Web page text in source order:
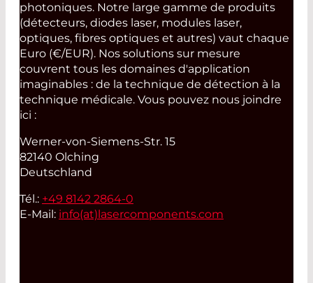
photoniques. Notre large gamme de produits
(détecteurs, diodes laser, modules laser,
optiques, fibres optiques et autres) vaut chaque
Euro (€/EUR). Nos solutions sur mesure
couvrent tous les domaines d'application
imaginables : de la technique de détection à la
technique médicale. Vous pouvez nous joindre
ici :
Werner-von-Siemens-Str. 15
82140 Olching
Deutschland
Tél.: +49 8142 2864-0
E-Mail: info(at)lasercomponents.com